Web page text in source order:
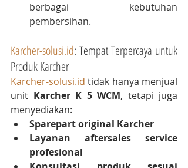
berbagai kebutuhan
pembersihan.
Karcher-solusi.id: Tempat Terpercaya untuk
Produk Karcher
Karcher-solusi.id tidak hanya menjual
unit Karcher K 5 WCM, tetapi juga
menyediakan:
Sparepart original Karcher
Layanan aftersales service
profesional